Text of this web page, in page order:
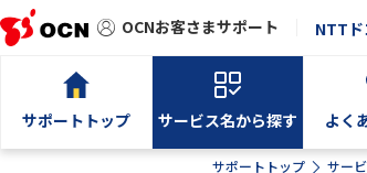
OCNお客さまサポート NTTド
サポートトップ サービス名から探す よく
サポートトップ サー